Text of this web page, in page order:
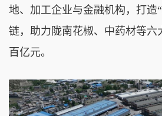
地、加工企业与金融机构，打造
链，助力陇南花椒、中药材等六
百亿元。